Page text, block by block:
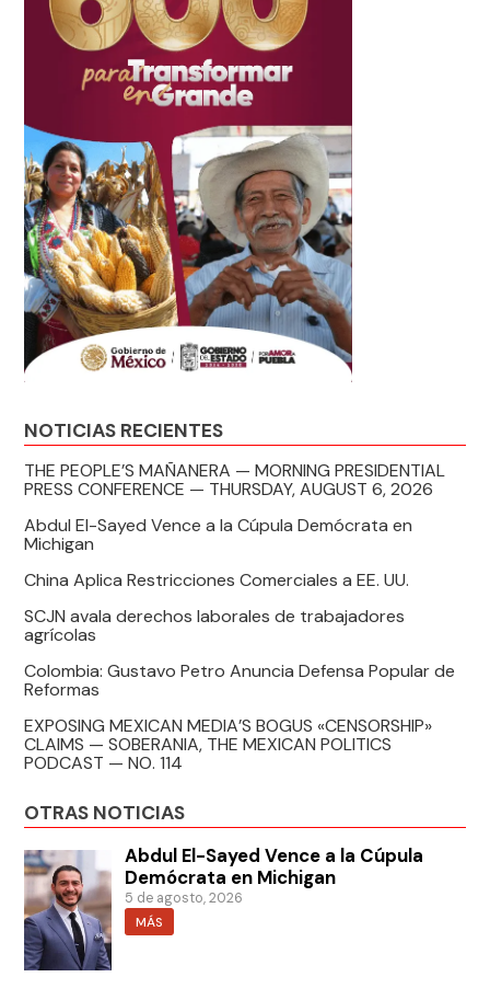
NOTICIAS RECIENTES
THE PEOPLE’S MAÑANERA — MORNING PRESIDENTIAL
PRESS CONFERENCE — THURSDAY, AUGUST 6, 2026
Abdul El-Sayed Vence a la Cúpula Demócrata en
Michigan
China Aplica Restricciones Comerciales a EE. UU.
SCJN avala derechos laborales de trabajadores
agrícolas
Colombia: Gustavo Petro Anuncia Defensa Popular de
Reformas
EXPOSING MEXICAN MEDIA’S BOGUS «CENSORSHIP»
CLAIMS — SOBERANIA, THE MEXICAN POLITICS
PODCAST — NO. 114
OTRAS NOTICIAS
Abdul El-Sayed Vence a la Cúpula
Demócrata en Michigan
5 de agosto, 2026
MÁS